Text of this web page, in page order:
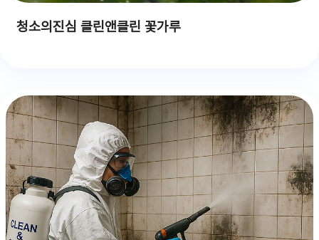
청소의진심 클린앤클린 꽃가루